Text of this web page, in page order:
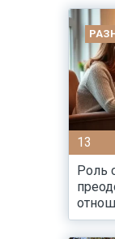
13
Роль